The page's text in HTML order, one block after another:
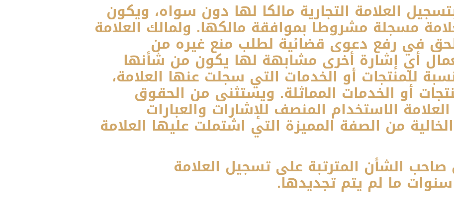
العلامة التجارية مالكا لها دون سواه، ويكون
مسجلة مشروطا بموافقة مالكها. ولمالك العلامة
الحق في رفع دعوى قضائية لطلب منع غيره من
أي إشارة أخرى مشابهة لها يكون من شأنها
للمنتجات أو الخدمات التي سجلت عنها العلامة،
أو الخدمات المماثلة. ويستثنى من الحقوق
الاستخدام المنصف للإشارات والعبارات
من الصفة المميزة التي اشتملت عليها العلامة
الشأن المترتبة على تسجيل العلامة
ما لم يتم تجديدها.